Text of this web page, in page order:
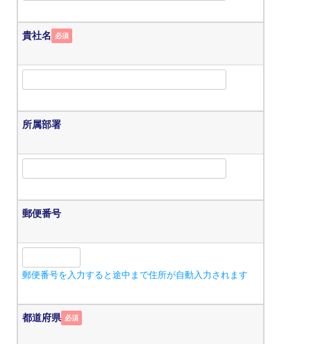
貴社名 必須
所属部署
郵便番号
郵便番号を入力すると途中まで住所が自動入力されます
都道府県 必須